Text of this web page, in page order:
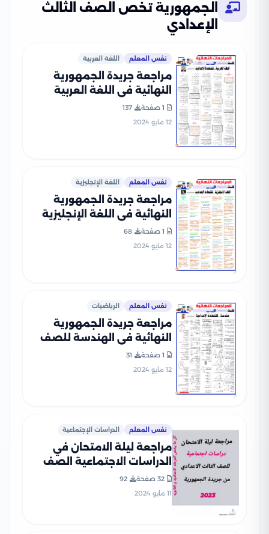
الجمهورية تخص الصف الثالث
الإعدادي
نفس المعلم اللغة العربية
مراجعة جريدة الجمهورية
النهائية في اللغة العربية
للصف الثالث الإعدادي الفصل
الدراسي الثاني
1 صفحة
137
12 مايو 2024
نفس المعلم اللغة الإنجليزية
مراجعة جريدة الجمهورية
النهائية في اللغة الإنجليزية
للصف الثالث الإعدادي الفصل
الدراسي الثاني
1 صفحة
68
12 مايو 2024
نفس المعلم الرياضيات
مراجعة جريدة الجمهورية
النهائية في الهندسة للصف
الثالث الإعدادي الفصل
الدراسي الثاني
1 صفحة
31
12 مايو 2024
نفس المعلم الدراسات الإجتماعية
مراجعة ليلة الامتحان في
الدراسات الاجتماعية الصف
الثالث الإعدادي الفصل
الدراسي الثاني
32 صفحة
92
11 مايو 2024